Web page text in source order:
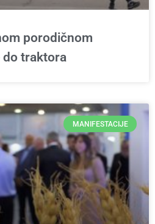
porodičnom
do traktora
MANIFESTACIJE